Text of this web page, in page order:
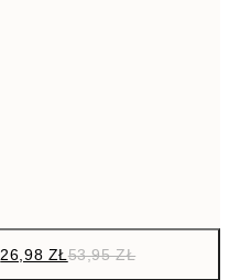
26,98 ZŁ 53,95 ZŁ